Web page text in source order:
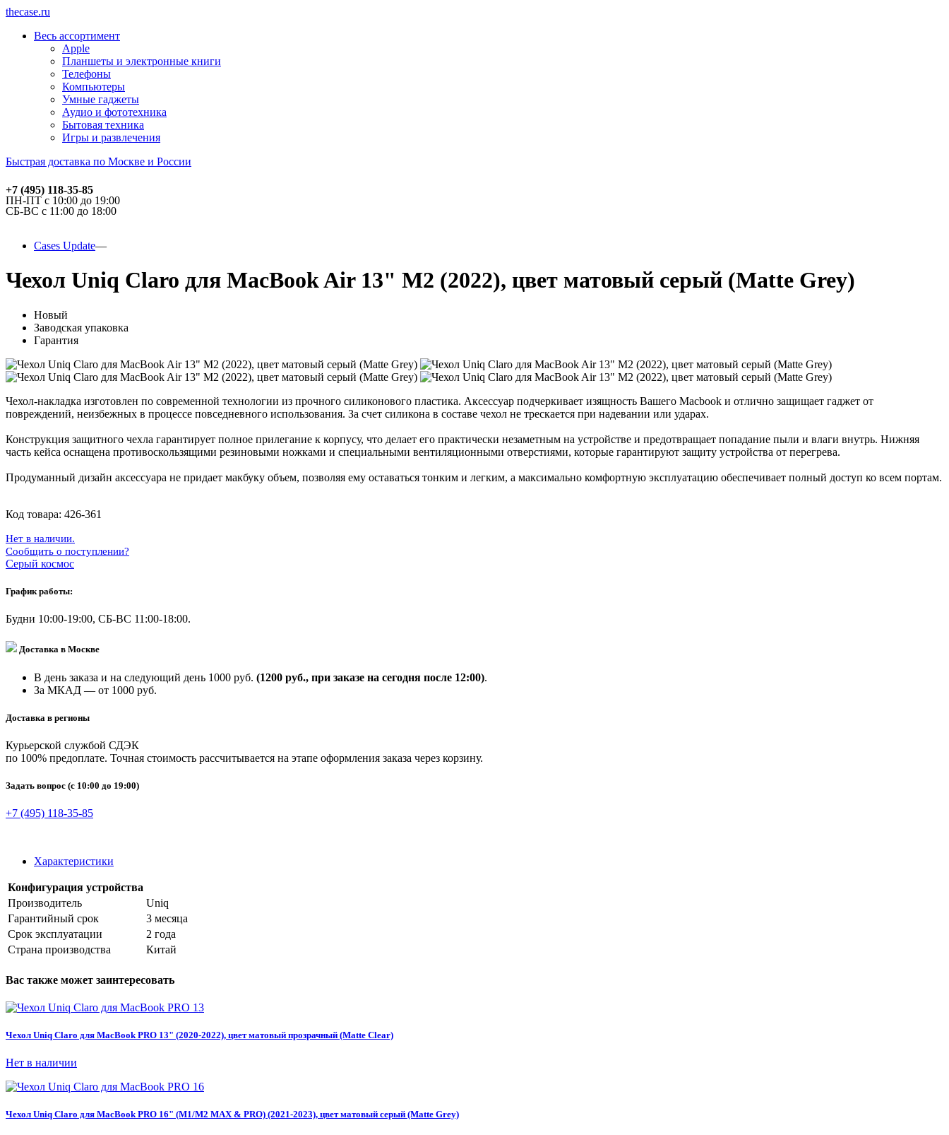
thecase.ru
Весь ассортимент
Apple
Планшеты и электронные книги
Телефоны
Компьютеры
Умные гаджеты
Аудио и фототехника
Бытовая техника
Игры и развлечения
Быстрая доставка по Москве и России
+7 (495) 118-35-85
ПН-ПТ с 10:00 до 19:00
СБ-ВС с 11:00 до 18:00
Cases Update
Чехол Uniq Claro для MacBook Air 13" M2 (2022), цвет матовый серый (Matte Grey)
Новый
Заводская упаковка
Гарантия
Чехол-накладка изготовлен по современной технологии из прочного силиконового пластика. Аксессуар подчеркивает изящность Вашего Macbook и отлично защищает гаджет от
повреждений, неизбежных в процессе повседневного использования. За счет силикона в составе чехол не трескается при надевании или ударах.
Конструкция защитного чехла гарантирует полное прилегание к корпусу, что делает его практически незаметным на устройстве и предотвращает попадание пыли и влаги внутрь. Нижняя
часть кейса оснащена противоскользящими резиновыми ножками и специальными вентиляционными отверстиями, которые гарантируют защиту устройства от перегрева.
Продуманный дизайн аксессуара не придает макбуку объем, позволяя ему оставаться тонким и легким, а максимально комфортную эксплуатацию обеспечивает полный доступ ко всем портам.
Код товара: 426-361
Нет в наличии.
Сообщить о поступлении?
Серый космос
График работы:
Будни 10:00-19:00, СБ-ВС 11:00-18:00.
Доставка в Москве
В день заказа и на следующий день 1000 руб. (1200 руб., при заказе на сегодня после 12:00).
За МКАД — от 1000 руб.
Доставка в регионы
Курьерской службой СДЭК
по 100% предоплате. Точная стоимость рассчитывается на этапе оформления заказа через корзину.
Задать вопрос (с 10:00 до 19:00)
+7 (495) 118-35-85
Характеристики
Конфигурация устройства
Производитель
Uniq
Гарантийный срок
3 месяца
Срок эксплуатации
2 года
Страна производства
Китай
Вас также может заинтересовать
Чехол Uniq Claro для MacBook PRO 13" (2020-2022), цвет матовый прозрачный (Matte Clear)
Нет в наличии
Чехол Uniq Claro для MacBook PRO 16" (M1/M2 MAX & PRO) (2021-2023), цвет матовый серый (Matte Grey)